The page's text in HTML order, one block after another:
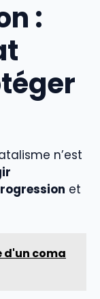
:
n’est
et
d'un coma